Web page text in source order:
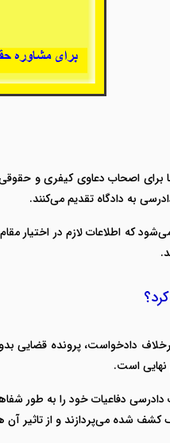
اصحاب دعاوی کیفری و حقوقی
به دادگاه تقدیم می‌کنند.
که اطلاعات لازم در اختیار
دادخواست، پرونده قضایی
نهایی است.
دادرسی دفاعیات خود را به طور
کشف شده می‌پردازند و از تاثیر آن